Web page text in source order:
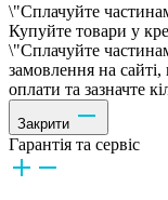
\"Сплачуйте
Купуйте товари у
\"Сплачуйте
замовлення на сайті,
оплати та зазначте
Закрити
Гарантія та сервіс